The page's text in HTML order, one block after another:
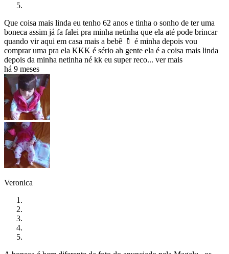
Que coisa mais linda eu tenho 62 anos e tinha o sonho de ter uma
boneca assim já fa falei pra minha netinha que ela até pode brincar
quando vir aqui em casa mais a bebê 🍼 é minha depois vou
comprar uma pra ela KKK é sério ah gente ela é a coisa mais linda
depois da minha netinha né kk eu super reco... ver mais
há 9 meses
Veronica